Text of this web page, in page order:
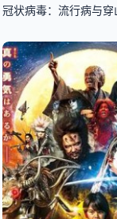
冠状病毒：流行病与穿